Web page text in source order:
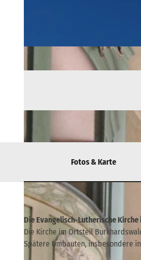
Fotos & Karte
Die Evangelisch-Lutherische
Die Kirche im Ortsteil
Spätere Umbauten, insbesondere